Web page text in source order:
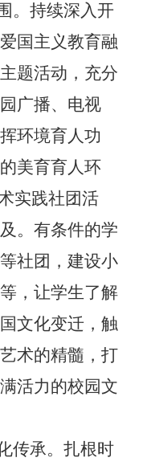
持续深入开
国主义教育融
题活动，充分
广播、电视
环境育人功
美育育人环
实践社团活
。有条件的学
社团，建设小
，让学生了解
文化变迁，触
术的精髓，打
活力的校园文
承。扎根时